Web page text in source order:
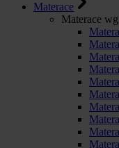
Materace
Materace